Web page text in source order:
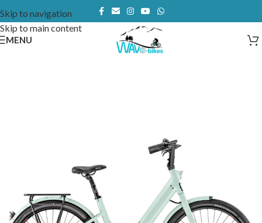
Skip to navigation
Skip to main content
MENU